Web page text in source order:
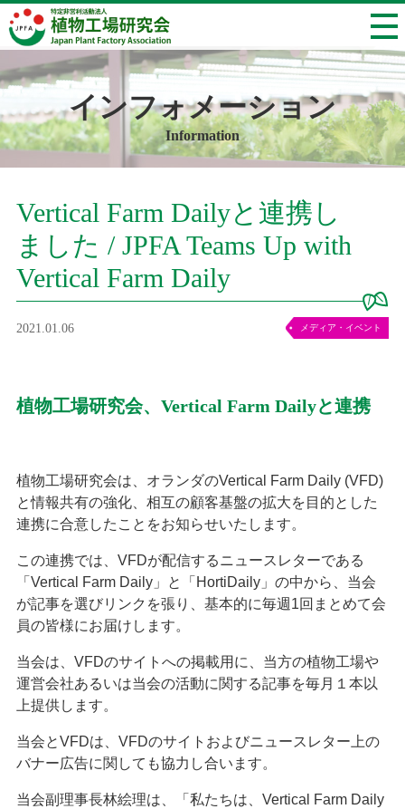
インフォメーション
Information
Vertical Farm Dailyと連携し
ました / JPFA Teams Up with
Vertical Farm Daily
2021.01.06 メディア・イベント
植物工場研究会、Vertical Farm Dailyと連携
植物工場研究会は、オランダのVertical Farm Daily (VFD)
と情報共有の強化、相互の顧客基盤の拡大を目的とした
連携に合意したことをお知らせいたします。
この連携では、VFDが配信するニュースレターである
「Vertical Farm Daily」と「HortiDaily」の中から、当会
が記事を選びリンクを張り、基本的に毎週1回まとめて会
員の皆様にお届けします。
当会は、VFDのサイトへの掲載用に、当方の植物工場や
運営会社あるいは当会の活動に関する記事を毎月１本以
上提供します。
当会とVFDは、VFDのサイトおよびニュースレター上の
バナー広告に関しても協力し合います。
当会副理事長林絵理は、「私たちは、Vertical Farm Daily